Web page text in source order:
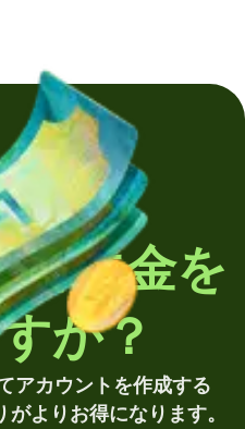
外送金を
か？
アカウントを作成する
よりお得になります。